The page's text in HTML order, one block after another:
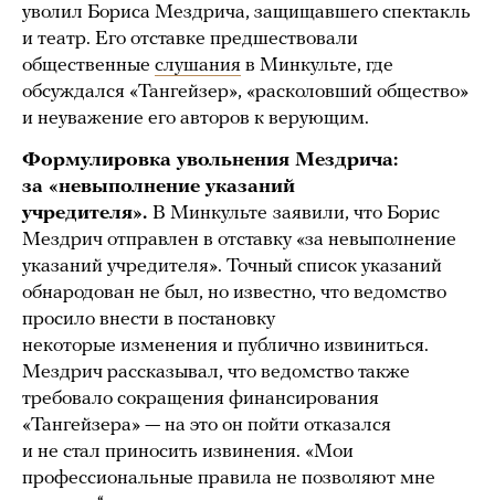
уволил Бориса Мездрича, защищавшего спектакль
и театр. Его отставке предшествовали
общественные слушания в Минкульте, где
обсуждался «Тангейзер», «расколовший общество»
и неуважение его авторов к верующим.
Формулировка увольнения Мездрича:
за «невыполнение указаний
учредителя». В Минкульте заявили, что Борис
Мездрич отправлен в отставку «за невыполнение
указаний учредителя». Точный список указаний
обнародован не был, но известно, что ведомство
просило внести в постановку
некоторые изменения и публично извиниться.
Мездрич рассказывал, что ведомство также
требовало сокращения финансирования
«Тангейзера» — на это он пойти отказался
и не стал приносить извинения. «Мои
профессиональные правила не позволяют мне